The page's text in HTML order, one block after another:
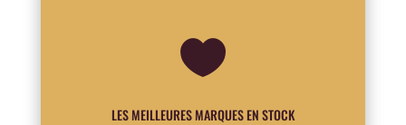

LES MEILLEURES MARQUES EN STOCK